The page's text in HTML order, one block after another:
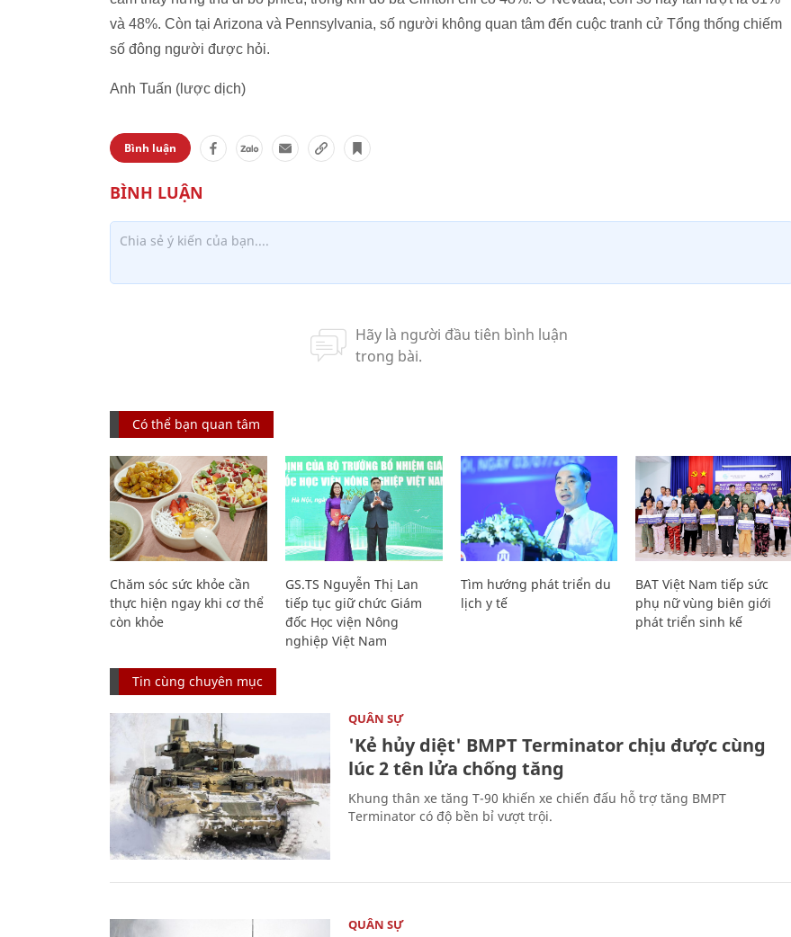
và 48%. Còn tại Arizona và Pennsylvania, số người không quan tâm đến cuộc tranh cử Tổng thống chiếm
số đông người được hỏi.
Anh Tuấn (lược dịch)
Bình luận
Có thể bạn quan tâm
Chăm sóc sức khỏe cần
thực hiện ngay khi cơ thể
còn khỏe
GS.TS Nguyễn Thị Lan
tiếp tục giữ chức Giám
đốc Học viện Nông
nghiệp Việt Nam
Tìm hướng phát triển du
lịch y tế
BAT Việt Nam tiếp sức
phụ nữ vùng biên giới
phát triển sinh kế
Tin cùng chuyên mục
QUÂN SỰ
'Kẻ hủy diệt' BMPT Terminator chịu được cùng
lúc 2 tên lửa chống tăng
Khung thân xe tăng T-90 khiến xe chiến đấu hỗ trợ tăng BMPT
Terminator có độ bền bỉ vượt trội.
QUÂN SỰ